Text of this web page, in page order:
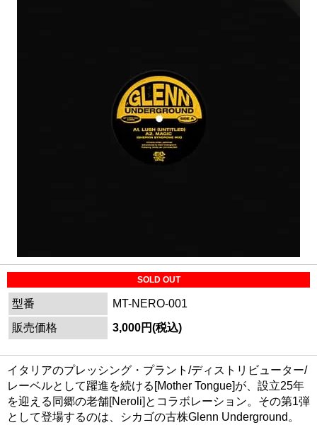
SOLD OUT
型番
MT-NERO-001
販売価格
3,000円(税込)
イタリアのプレッシング・プラント/ディストリビューター/
レーベルとして躍進を続ける[Mother Tongue]が、設立25年
を迎える同郷の老舗[Neroli]とコラボレーション。その第1弾
として登場するのは、シカゴの古株Glenn Underground。